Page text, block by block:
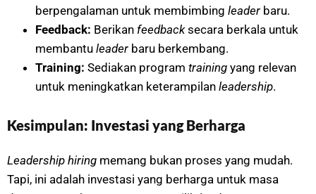
berpengalaman untuk membimbing leader baru.
Feedback: Berikan feedbacksecara berkala untuk
membantu leader baru berkembang.
Training: Sediakan program training yang relevan
untuk meningkatkan keterampilan leadership.
Kesimpulan: Investasi yang Berharga
Leadership hiring memang bukan proses yang mudah.
Tapi, ini adalah investasi yang berharga untuk masa